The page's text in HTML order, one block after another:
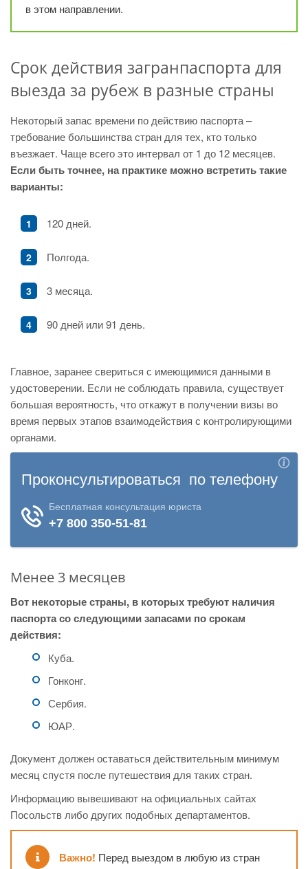
в этом направлении.
Срок действия загранпаспорта для
выезда за рубеж в разные страны
Некоторый запас времени по действию паспорта –
требование большинства стран для тех, кто только
въезжает. Чаще всего это интервал от 1 до 12 месяцев.
Если быть точнее, на практике можно встретить такие
варианты:
120 дней.
Полгода.
3 месяца.
90 дней или 91 день.
Главное, заранее свериться с имеющимися данными в
удостоверении. Если не соблюдать правила, существует
большая вероятность, что откажут в получении визы во
время первых этапов взаимодействия с контролирующими
органами.
Менее 3 месяцев
Вот некоторые страны, в которых требуют наличия
паспорта со следующими запасами по срокам
действия:
Куба.
Гонконг.
Сербия.
ЮАР.
Документ должен оставаться действительным минимум
месяц спустя после путешествия для таких стран.
Информацию вывешивают на официальных сайтах
Посольств либо других подобных департаментов.
Важно! Перед выездом в любую из стран